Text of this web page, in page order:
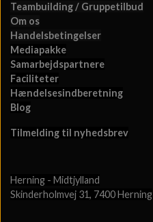
Teambuilding / Gruppetilbud
Om os
Handelsbetingelser
Mediapakke
Samarbejdspartnere
Faciliteter
Hændelsesindberetning
Blog
Tilmelding til nyhedsbrev
Herning - Midtjylland
Skinderholmvej 31, 7400 Herning